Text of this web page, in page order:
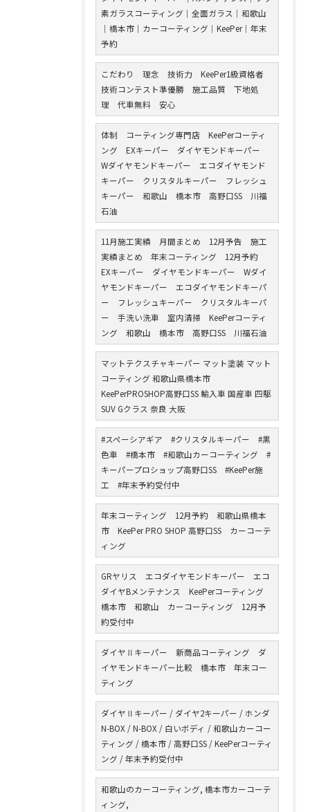
素ガラスコーティング｜全面ガラス｜和歌山
｜橋本市｜カーコーティング｜KeePer｜年末
予約
こだわり 理念 技術力 KeePer1級資格者
技術コンテスト準優勝 施工品質 下地処
理 代車無料 安心
体制 コーティング専門店 KeePerコーティ
ング EXキーパー ダイヤモンドキーパー
Wダイヤモンドキーパー エコダイヤモンド
キーパー クリスタルキーパー フレッシュ
キーパー 和歌山 橋本市 高野口SS 川福
石油
11月施工実績 月間まとめ 12月予告 施工
実績まとめ 年末コーティング 12月予約
EXキーパー ダイヤモンドキーパー Wダイ
ヤモンドキーパー エコダイヤモンドキーパ
ー フレッシュキーパー クリスタルキーパ
ー 手洗い洗車 室内清掃 KeePerコーティ
ング 和歌山 橋本市 高野口SS 川福石油
マットテクスチャキーパー マット塗装 マット
コーティング 和歌山県橋本市
KeePerPROSHOP高野口SS 輸入車 国産車 四駆
SUV Gクラス 奈良 大阪
#スペーシアギア #クリスタルキーパー #黒
色車 #橋本市 #和歌山カーコーティング #
キーパープロショップ高野口SS #KeePer施
工 #年末予約受付中
年末コーティング 12月予約 和歌山県橋本
市 KeePer PRO SHOP 高野口SS カーコーテ
ィング
GRヤリス エコダイヤモンドキーパー エコ
ダイヤBメンテナンス KeePerコーティング
橋本市 和歌山 カーコーティング 12月予
約受付中
ダイヤⅡキーパー 新商品コーティング ダ
イヤモンドキーパー比較 橋本市 年末コー
ティング
ダイヤⅡキーパー / ダイヤ2キーパー / ホンダ
N-BOX / N-BOX / 白いボディ / 和歌山カーコー
ティング / 橋本市 / 高野口SS / KeePerコーティ
ング / 年末予約受付中
和歌山のカーコーティング, 橋本市カーコーテ
ィング,